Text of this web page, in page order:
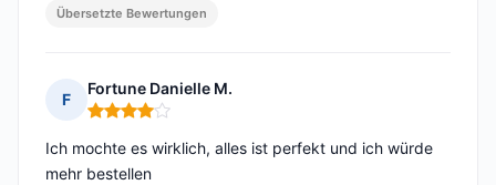
Übersetzte Bewertungen
F
Fortune Danielle M.
Hinweis: 4 von 5
Ich mochte es wirklich, alles ist perfekt und ich würde
mehr bestellen